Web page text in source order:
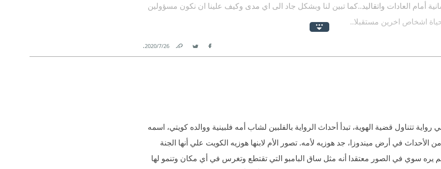
أمام العادات واتقاليد..كما تبين لنا وبشكل جاد الى اي مدى وكيف علينا ان نكون مسؤولين
اشخاص اخرين مستقبلا..
تخشى أن تنبت لي جدور تضرب في عمق الأرض ، ما يجعل عودتي إلى بلاد أبي أمرا
من ساقها، نغرسه، بلا جدور، في أي أرض .. لا يلبت الساق طويلا حتى تنبت له جدور جديدة..تنمو
الى اختلاف الناس حول تسميته، كوايان في الفلبين..خيزران في الكويت..أو بامبو في أماكن
الإستوائية لاتنمو في الصحراء..
Facebook
Twitter
Link
26‏/7‏/2020
.
تتناول قضية الهوية، تبدأ أحداث الرواية بالفلبين لشاب أمه فلبينية ووالده كويتي، اسمه
في أرض ميندوزا، جد هوزيه لأمه. تصور الأم لابنها هوزيه الكويت علي أنها الجنة
لم يره سوي في الصور معتقدا أنه مثل ساق البامبو التي تقتطع وتغرس في أي مكان وتنمو لها